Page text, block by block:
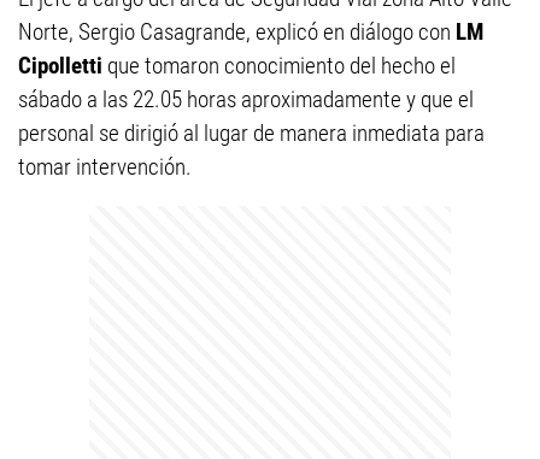
Norte, Sergio Casagrande, explicó en diálogo con LM
Cipolletti que tomaron conocimiento del hecho el
sábado a las 22.05 horas aproximadamente y que el
personal se dirigió al lugar de manera inmediata para
tomar intervención.